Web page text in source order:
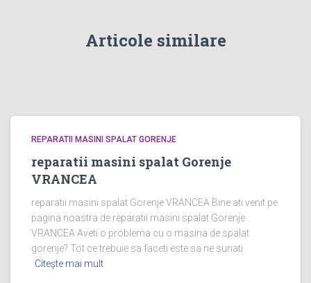
Articole similare
REPARATII MASINI SPALAT GORENJE
reparatii masini spalat Gorenje
VRANCEA
reparatii masini spalat Gorenje VRANCEA Bine ati venit pe
pagina noastra de reparatii masini spalat Gorenje
VRANCEA Aveti o problema cu o masina de spalat
gorenje? Tot ce trebuie sa faceti este sa ne sunati
Citește mai mult